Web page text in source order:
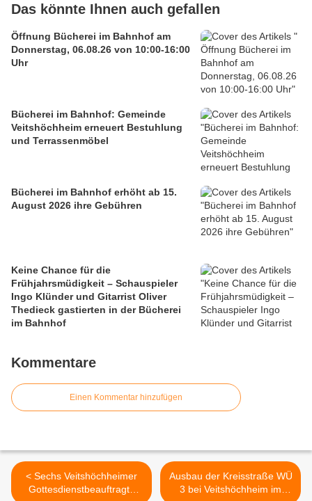
Das könnte Ihnen auch gefallen
Öffnung Bücherei im Bahnhof am
Donnerstag, 06.08.26 von 10:00-16:00
Uhr
Bücherei im Bahnhof: Gemeinde
Veitshöchheim erneuert Bestuhlung
und Terrassenmöbel
Bücherei im Bahnhof erhöht ab 15.
August 2026 ihre Gebühren
Keine Chance für die
Frühjahrsmüdigkeit – Schauspieler
Ingo Klünder und Gitarrist Oliver
Thedieck gastierten in der Bücherei
im Bahnhof
Kommentare
Einen Kommentar hinzufügen
< Sechs Veitshöchheimer
Gottesdienstbeauftragte
Ausbau der Kreisstraße WÜ
3 bei Veitshöchheim im